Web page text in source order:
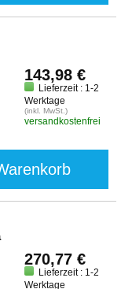
143,98 €
Lieferzeit : 1-2
Werktage
(inkl. MwSt.)
versandkostenfrei
270,77 €
Lieferzeit : 1-2
Werktage